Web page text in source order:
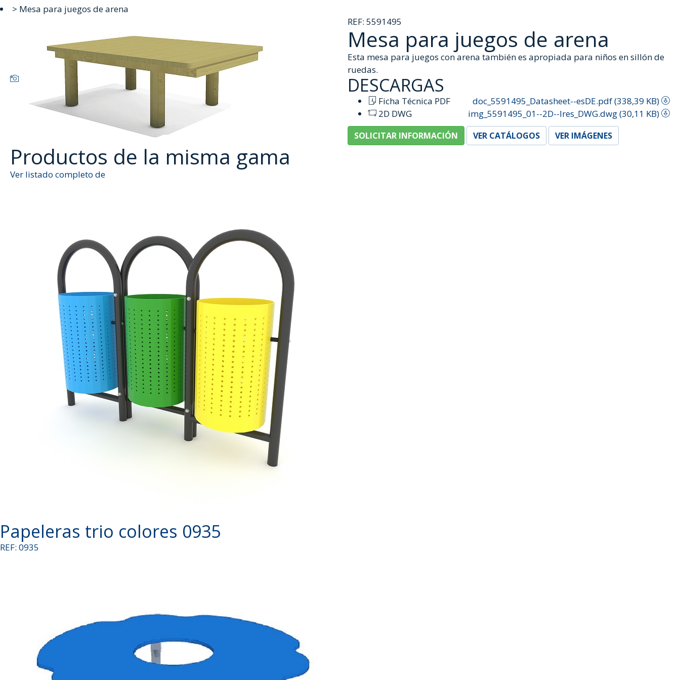
> Mesa para juegos de arena
REF: 5591495
Mesa para juegos de arena
Esta mesa para juegos con arena también es apropiada para niños en sillón de
ruedas.
DESCARGAS
doc_5591495_Datasheet--esDE.pdf (338,39 KB)
Ficha Técnica PDF
img_5591495_01--2D--lres_DWG.dwg (30,11 KB)
2D DWG
SOLICITAR INFORMACIÓN VER CATÁLOGOS VER IMÁGENES
Productos de la misma gama
Ver listado completo de
Papeleras trio colores 0935
REF: 0935